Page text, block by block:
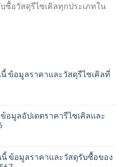
ซื้อวัสดุรีไซเคิลทุกประเภทใน
ข้อมูลราคาและวัสดุรีไซเคิลที่
อมูลอัปเดตราคารีไซเคิลและ
นี้ ข้อมูลราคาและวัสดุรับซื้อของ